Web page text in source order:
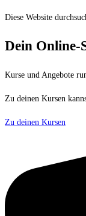
Diese Website
Dein Online-
Kurse und Angebote
Zu deinen Kursen
Zu deinen Kursen